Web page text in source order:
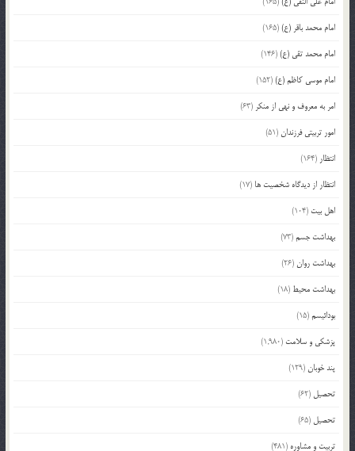
امام محمد باقر (ع)(165)
امام محمد تقی (ع)(146)
امام موسی کاظم (ع)(152)
امر به معروف و نهی از منکر (63)
امور تربیتی فرزندان(51)
انتظار (164)
انتظار از دیدگاه شخصیت ها (17)
اهل بیت (104)
بهداشت جسم(73)
بهداشت روان(26)
بهداشت محیط (18)
بودائیسم(15)
پزشکی و سلامت (1,980)
پند خوبان(129)
تحصیل (62)
تحصیل (65)
تربیت و مشاوره (481)